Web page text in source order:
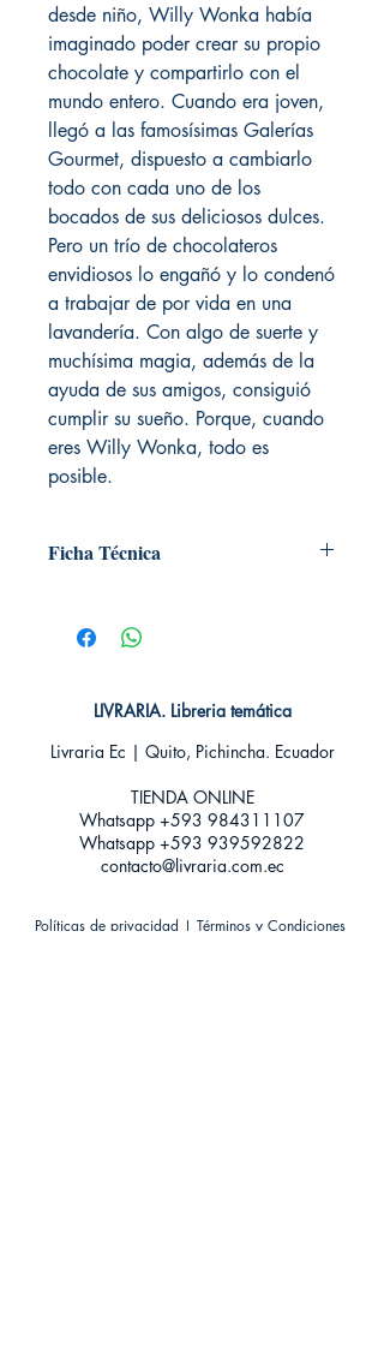
desde niño, Willy Wonka había
imaginado poder crear su propio
chocolate y compartirlo con el
mundo entero. Cuando era joven,
llegó a las famosísimas Galerías
Gourmet, dispuesto a cambiarlo
todo con cada uno de los
bocados de sus deliciosos dulces.
Pero un trío de chocolateros
envidiosos lo engañó y lo condenó
a trabajar de por vida en una
lavandería. Con algo de suerte y
muchísima magia, además de la
ayuda de sus amigos, consiguió
cumplir su sueño. Porque, cuando
eres Willy Wonka, todo es
posible.
Ficha Técnica
Editorial: ALFAGUARA
Idioma: Castellano
ISBN: 9786313010332
Categoría: INFANTIL
Tamaño: Grande
LIVRARIA. Libreria temática
Livraria Ec | Quito, Pichincha. Ecuador
TIENDA ONLINE​
Whatsapp +593 984311107
Whatsapp +593 939592822
contacto@livraria.com.ec
Políticas de privacidad | Términos y Condiciones